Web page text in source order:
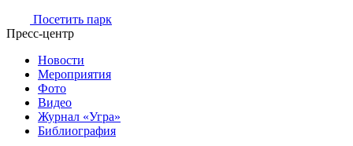
Посетить парк
Пресс-центр
Новости
Мероприятия
Фото
Видео
Журнал «Угра»
Библиография